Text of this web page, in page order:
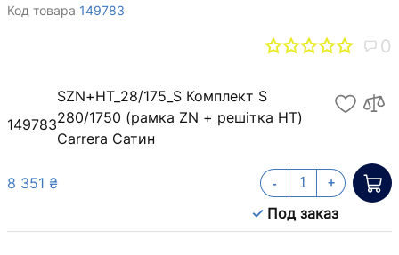
Код товара 149783
0
149783
SZN+HT_28/175_S Комплект S
280/1750 (рамка ZN + решітка НТ)
Carrera Сатин
8 351 ₴
Под заказ
- +